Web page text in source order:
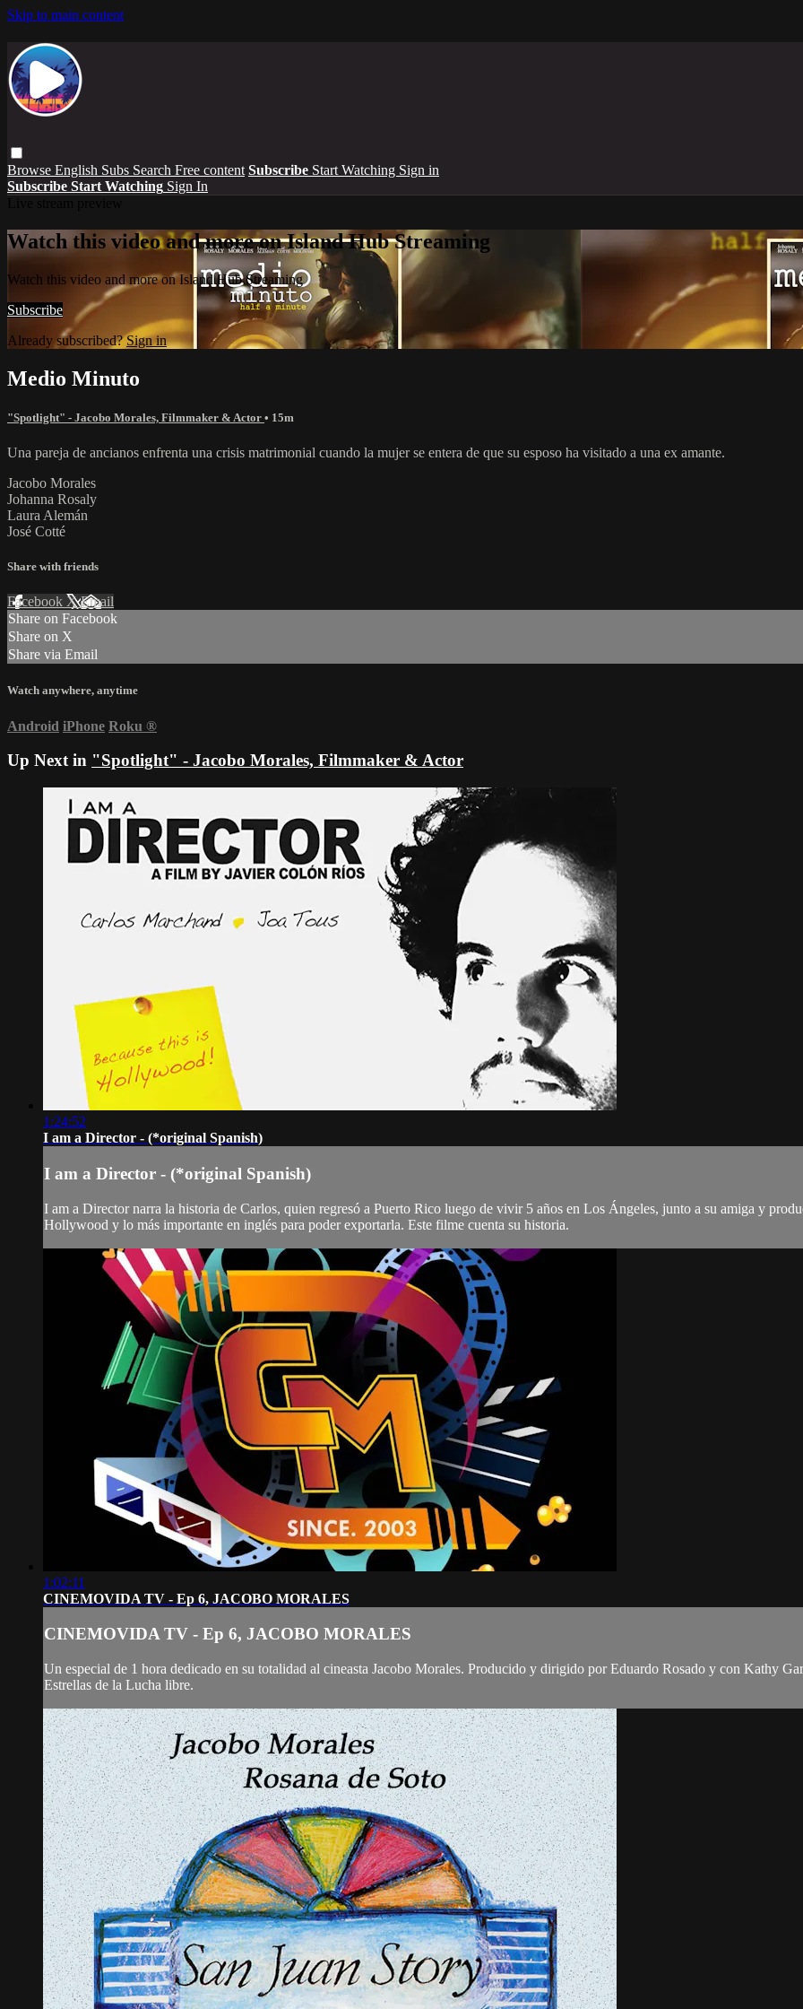
Skip to main content
Browse English Subs Search Free content Subscribe Start Watching Sign in
Subscribe Start Watching Sign In
Watch this video and more on Island Hub Streaming
Watch this video and more on Island Hub Streaming
Subscribe
Already subscribed?Sign in
Medio Minuto
"Spotlight" - Jacobo Morales, Filmmaker & Actor • 15m
Una pareja de ancianos enfrenta una crisis matrimonial cuando la mujer se entera de que su esposo ha visitado a una ex amante.
Jacobo Morales
Johanna Rosaly
Laura Alemán
José Cotté
Share with friends
Facebook XEmail
Share on Facebook
Share on X
Share via Email
Watch anywhere, anytime
Android iPhone Roku ®
Up Next in "Spotlight" - Jacobo Morales, Filmmaker & Actor
1:24:52
I am a Director - (*original Spanish)
I am a Director - (*original Spanish)
I am a Director narra la historia de Carlos, quien regresó a Puerto Rico luego de vivir 5 años en Los Ángeles, junto a su amiga y
Hollywood y lo más importante en inglés para poder exportarla. Este filme cuenta su historia.
1:02:11
CINEMOVIDA TV - Ep 6, JACOBO MORALES
CINEMOVIDA TV - Ep 6, JACOBO MORALES
Un especial de 1 hora dedicado en su totalidad al cineasta Jacobo Morales. Producido y dirigido por Eduardo Rosado y con Kathy
Estrellas de la Lucha libre.